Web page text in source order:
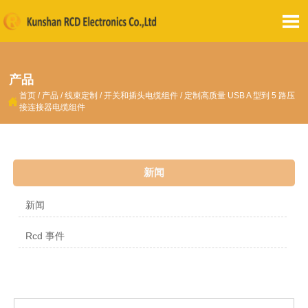

产品
 首页 / 产品 /线束定制 /开关和插头电缆组件 / 定制高质量 USB A 型到 5 路压
接连接器电缆组件
新闻
新闻
Rcd 事件